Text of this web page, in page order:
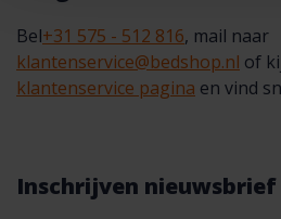
Bel+31 575 - 512 816, mail naar
klantenservice@bedshop.nl of
klantenservice pagina en vind
Inschrijven nieuwsbrief